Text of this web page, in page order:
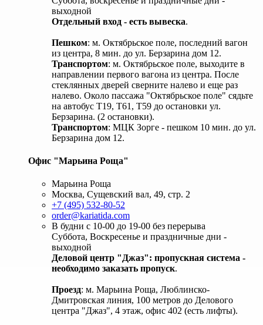
выходной
Отдельный вход - есть вывеска.
Пешком: м. Октябрьское поле, последний вагон
из центра, 8 мин. до ул. Берзарина дом 12.
Транспортом: м. Октябрьское поле, выходите в
направлении первого вагона из центра. После
стеклянных дверей сверните налево и еще раз
налево. Около пассажа "Октябрьское поле" сядьте
на автобус Т19, Т61, Т59 до остановки ул.
Берзарина. (2 остановки).
Транспортом: МЦК Зорге - пешком 10 мин. до ул.
Берзарина дом 12.
Офис "Марьина Роща"
Марьина Роща
Москва, Сущевский вал, 49, стр. 2
+7 (495) 532-80-52
order@kariatida.com
В будни с 10-00 до 19-00 без перерыва
Суббота, Воскресенье и праздничные дни -
выходной
Деловой центр "Джаз": пропускная система -
необходимо заказать пропуск.
Проезд: м. Марьина Роща, Люблинско-
Дмитровская линия, 100 метров до Делового
центра "Джаз", 4 этаж, офис 402 (есть лифты).